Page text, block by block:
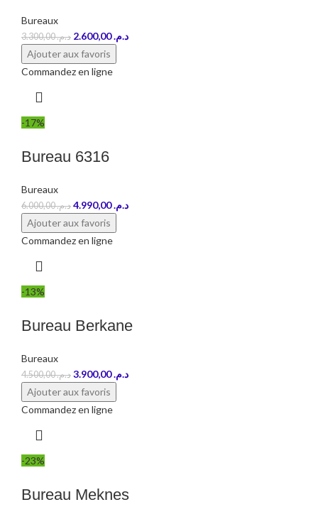
Bureaux
د.م.3.300,00 د.م.2.600,00
Ajouter aux favoris
Commandez en ligne
-17%
Bureau 6316
Bureaux
د.م.6.000,00 د.م.4.990,00
Ajouter aux favoris
Commandez en ligne
-13%
Bureau Berkane
Bureaux
د.م.4.500,00 د.م.3.900,00
Ajouter aux favoris
Commandez en ligne
-23%
Bureau Meknes